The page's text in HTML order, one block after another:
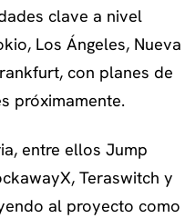
clave a nivel
Los Ángeles, Nueva
con planes de
próximamente.
entre ellos Jump
Teraswitch y
al proyecto como